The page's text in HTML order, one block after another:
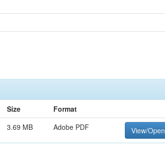
Size
Format
3.69 MB Adobe PDF View/Open